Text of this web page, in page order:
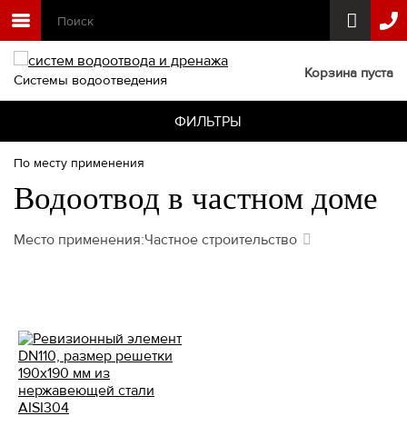
Системы водоотведения Корзина пуста
ФИЛЬТРЫ
По месту применения
Водоотвод в частном доме
Место применения:Частное строительство